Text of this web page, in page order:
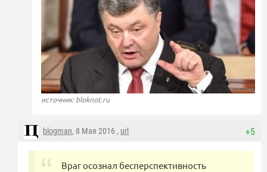
источник: bloknot.ru
+5
blogman, 8 Мая 2016 , url
Враг осознал бесперспективность